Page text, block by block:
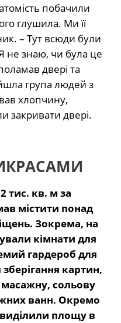
побачили
глушила. Ми її
– Тут всюди були
не знаю, чи була це
двері та
група людей з
хлопчину,
закривати двері.
тис. кв. м за
містити понад
Зокрема, на
кімнати для
гардероб для
картин,
сольову
ванн. Окремо
площу в